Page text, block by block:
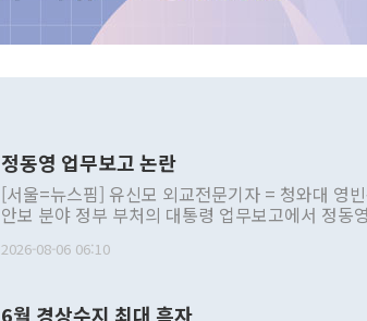
정동영 업무보고 논란
[서울=뉴스핌] 유신모 외교전문기자 = 청와대 영
안보 분야 정부 부처의 대통령 업무보고에서 정동
발언 중에는 정부 내 조율을 거치지 않은 사안을 정
2026-08-06 06:10
6월 경상수지 최대 흑자